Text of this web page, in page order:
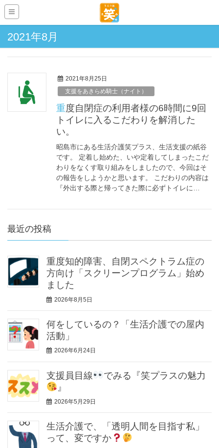
2021年8月
2021年8月25日
支援をあきらめ騎士（ナイト）
重度自閉症の利用者様の6時間に9回
トイレに入るこだわりを解消した
い。
昭島市にある生活介護笑プラス、生活支援の紙谷
です。 定着し始めた、いや定着してしまったこだ
わりをなくす取り組みをしましたので、今回はそ
の報告をしようかと思います。 こだわりの内容は
『外出する際と帰ってきた際に必ずトイレに…
最近の投稿
重度知的障害、自閉スペクトラム症の
方向け「スクリーンプログラム」始め
ました
2026年8月5日
何をしているの？「生活介護での屋内
活動」
2026年6月24日
支援員目線
でみる『笑プラスの魅力
』
2026年5月29日
生活介護で、「透明人間を目指す私」
って、変ですか